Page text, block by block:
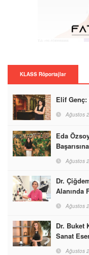
KLASS Röportajlar
Elif Genç:
Ağustos
Eda
Ağustos
Dr.
Alanında
Ağustos
Dr. Buket
Sanat
Ağustos